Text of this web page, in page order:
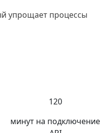
упрощает процессы
120
минут на подключение